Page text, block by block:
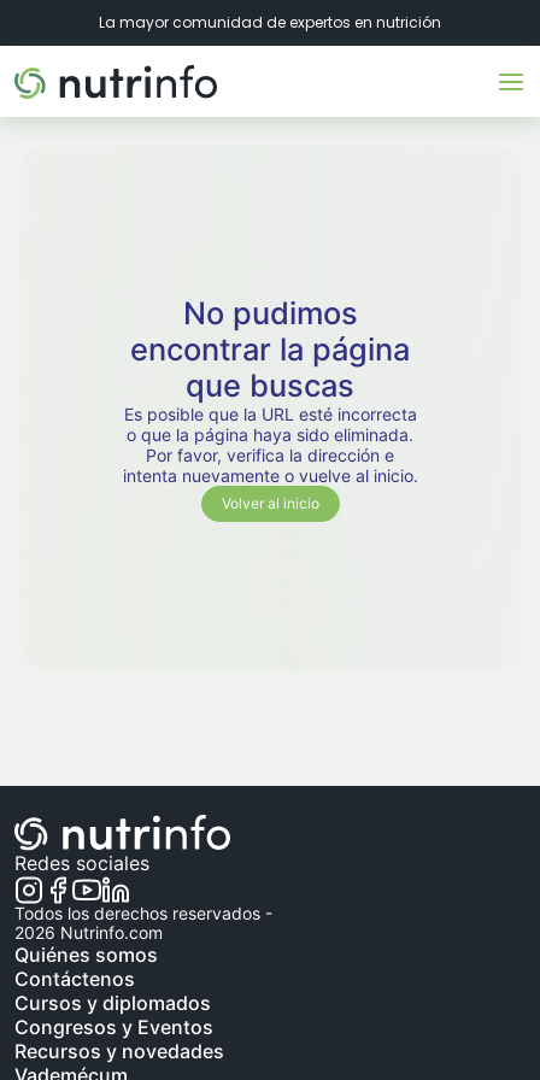
La mayor comunidad de expertos en nutrición
No pudimos
encontrar la página
que buscas
Es posible que la URL esté incorrecta
o que la página haya sido eliminada.
Por favor, verifica la dirección e
intenta nuevamente o vuelve al inicio.
Volver al inicio
Redes sociales
Todos los derechos reservados -
2026 Nutrinfo.com
Quiénes somos
Contáctenos
Cursos y diplomados
Congresos y Eventos
Recursos y novedades
Vademécum